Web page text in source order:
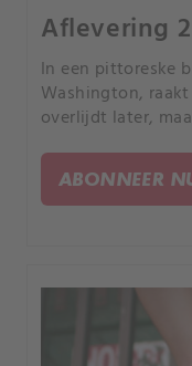
Aflevering
In een pittoreske
Washington,
overlijdt later,
ABONNEER